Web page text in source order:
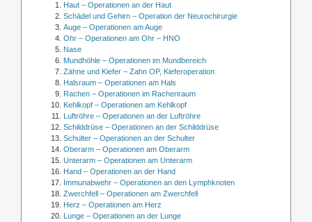
Haut – Operationen an der Haut
Schädel und Gehirn – Operation der Neurochirurgie
Auge – Operationen am Auge
Ohr – Operationen am Ohr – HNO
Nase
Mundhöhle – Operationen im Mundbereich
Zähne und Kiefer – Zahn OP, Kieferoperation
Halsraum – Operationen am Hals
Rachen – Operationen im Rachenraum
Kehlkopf – Operationen am Kehlkopf
Luftröhre – Operationen an der Luftröhre
Schilddrüse – Operationen an der Schilddrüse
Schulter – Operationen an der Schulter
Oberarm – Operationen am Oberarm
Unterarm – Operationen am Unterarm
Hand – Operationen an der Hand
Immunabwehr – Operationen an den Lymphknoten
Zwerchfell – Operationen am Zwerchfell
Herz – Operationen am Herz
Lunge – Operationen an der Lunge